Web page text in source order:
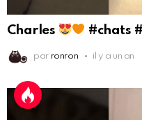
Charles #chats
par ronron il y a un an